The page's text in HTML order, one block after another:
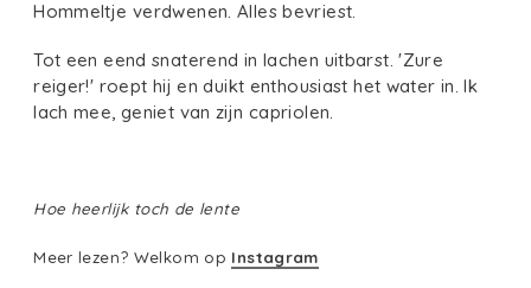
Hommeltje verdwenen. Alles bevriest.
Tot een eend snaterend in lachen uitbarst. 'Zure
reiger!' roept hij en duikt enthousiast het water in. Ik
lach mee, geniet van zijn capriolen.
Hoe heerlijk toch de lente
Meer lezen? Welkom op Instagram